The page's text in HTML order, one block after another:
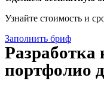
Узнайте стоимость и
Заполнить бриф
Разработка
портфолио